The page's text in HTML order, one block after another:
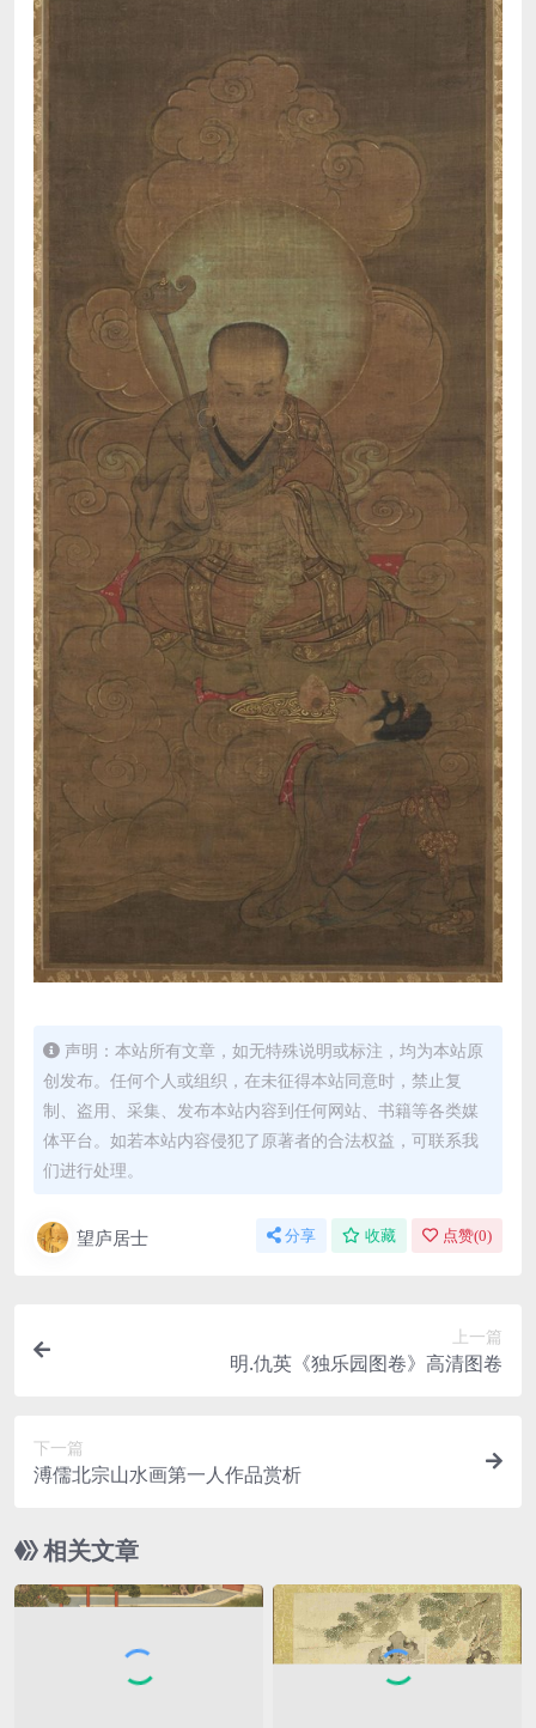
声明：本站所有文章，如无特殊说明或标注，均为本站原
创发布。任何个人或组织，在未征得本站同意时，禁止复
制、盗用、采集、发布本站内容到任何网站、书籍等各类媒
体平台。如若本站内容侵犯了原著者的合法权益，可联系我
们进行处理。
望庐居士 分享 收藏 点赞(0)
上一篇
明.仇英《独乐园图卷》高清图卷
下一篇
溥儒北宗山水画第一人作品赏析
相关文章